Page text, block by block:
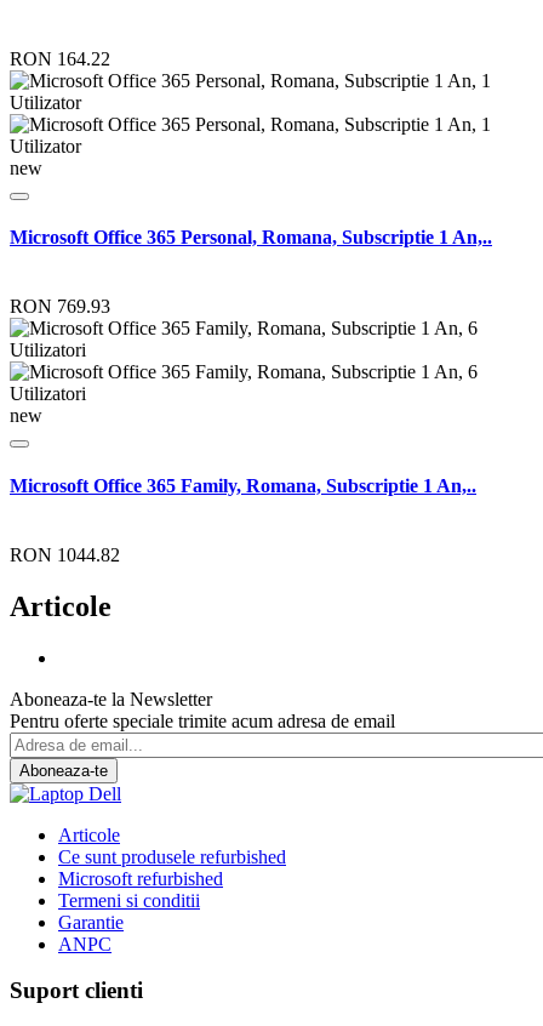
RON 164.22
new
Microsoft Office 365 Personal, Romana, Subscriptie 1 An,..
RON 769.93
new
Microsoft Office 365 Family, Romana, Subscriptie 1 An,..
RON 1044.82
Articole
Aboneaza-te la Newsletter
Pentru oferte speciale trimite acum adresa de email
Aboneaza-te
Articole
Ce sunt produsele refurbished
Microsoft refurbished
Termeni si conditii
Garantie
ANPC
Suport clienti